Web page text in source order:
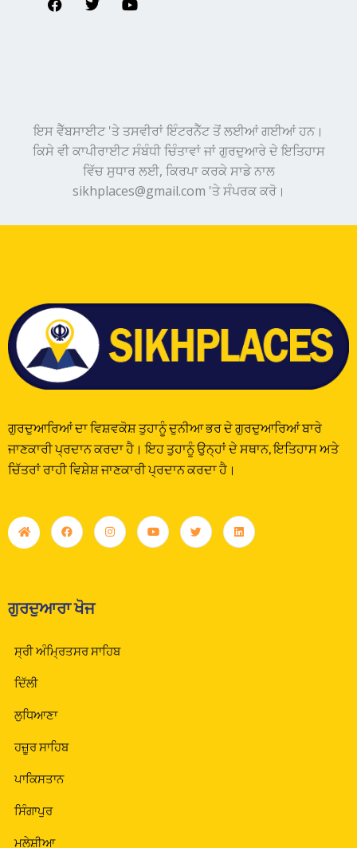
F
a
T Y
ਇਸ ਵੈੱਬਸਾਈਟ 'ਤੇ ਤਸਵੀਰਾਂ ਇੰਟਰਨੈੱਟ ਤੋਂ ਲਈਆਂ ਗਈਆਂ ਹਨ।
ਕਿਸੇ ਵੀ ਕਾਪੀਰਾਈਟ ਸੰਬੰਧੀ ਚਿੰਤਾਵਾਂ ਜਾਂ ਗੁਰਦੁਆਰੇ ਦੇ ਇਤਿਹਾਸ
ਵਿੱਚ ਸੁਧਾਰ ਲਈ, ਕਿਰਪਾ ਕਰਕੇ ਸਾਡੇ ਨਾਲ
sikhplaces@gmail.com 'ਤੇ ਸੰਪਰਕ ਕਰੋ।
ਗੁਰਦੁਆਰਿਆਂ ਦਾ ਵਿਸ਼ਵਕੋਸ਼ ਤੁਹਾਨੂੰ ਦੁਨੀਆ ਭਰ ਦੇ ਗੁਰਦੁਆਰਿਆਂ ਬਾਰੇ
ਜਾਣਕਾਰੀ ਪ੍ਰਦਾਨ ਕਰਦਾ ਹੈ। ਇਹ ਤੁਹਾਨੂੰ ਉਨ੍ਹਾਂ ਦੇ ਸਥਾਨ, ਇਤਿਹਾਸ ਅਤੇ
ਚਿੱਤਰਾਂ ਰਾਹੀ ਵਿਸ਼ੇਸ਼ ਜਾਣਕਾਰੀ ਪ੍ਰਦਾਨ ਕਰਦਾ ਹੈ।
ਗੁਰਦੁਆਰਾ ਖੋਜ
ਸ੍ਰੀ ਅੰਮ੍ਰਿਤਸਰ ਸਾਹਿਬ
ਦਿੱਲੀ
ਲੁਧਿਆਣਾ
ਹਜ਼ੂਰ ਸਾਹਿਬ
ਪਾਕਿਸਤਾਨ
ਸਿੰਗਾਪੁਰ
ਮਲੇਸ਼ੀਆ